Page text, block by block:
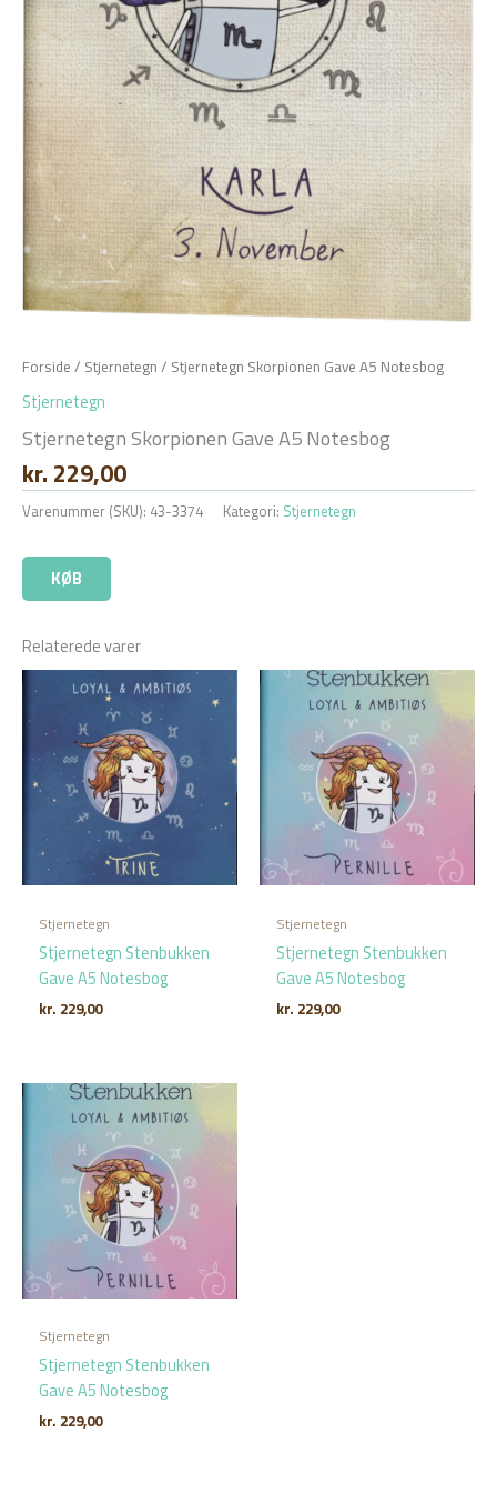
Forside / Stjernetegn / Stjernetegn Skorpionen Gave A5 Notesbog
Stjernetegn
Stjernetegn Skorpionen Gave A5 Notesbog
kr. 229,00
Varenummer (SKU): 43-3374 Kategori: Stjernetegn
KØB
Relaterede varer
Stjernetegn
Stjernetegn Stenbukken
Gave A5 Notesbog
kr. 229,00
Stjernetegn
Stjernetegn Stenbukken
Gave A5 Notesbog
kr. 229,00
Stjernetegn
Stjernetegn Stenbukken
Gave A5 Notesbog
kr. 229,00